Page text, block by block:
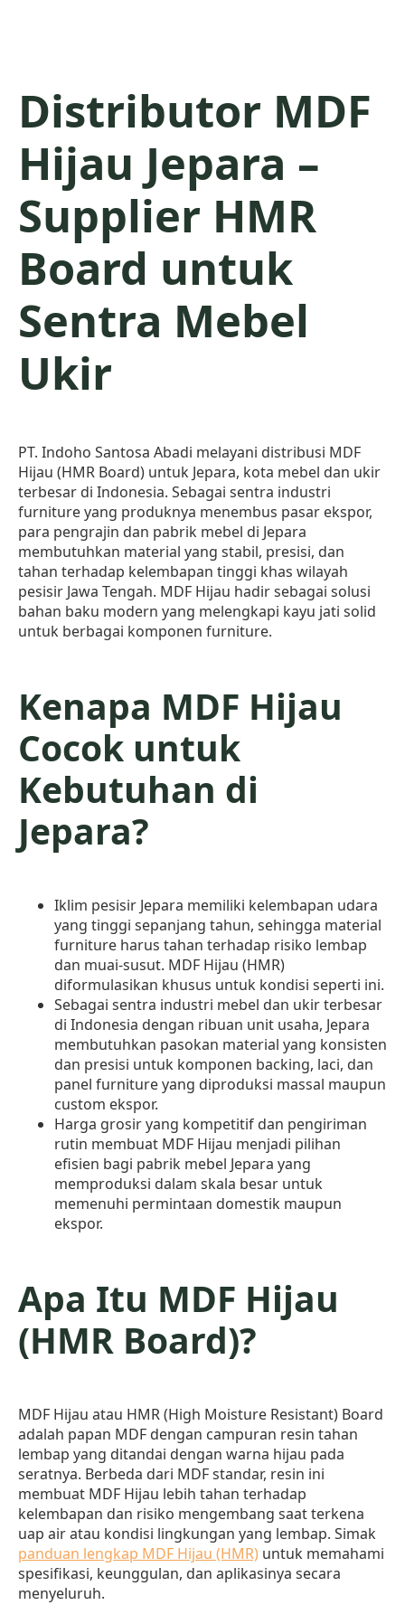
Distributor MDF
Hijau Jepara –
Supplier HMR
Board untuk
Sentra Mebel
Ukir
PT. Indoho Santosa Abadi melayani distribusi MDF
Hijau (HMR Board) untuk Jepara, kota mebel dan ukir
terbesar di Indonesia. Sebagai sentra industri
furniture yang produknya menembus pasar ekspor,
para pengrajin dan pabrik mebel di Jepara
membutuhkan material yang stabil, presisi, dan
tahan terhadap kelembapan tinggi khas wilayah
pesisir Jawa Tengah. MDF Hijau hadir sebagai solusi
bahan baku modern yang melengkapi kayu jati solid
untuk berbagai komponen furniture.
Kenapa MDF Hijau
Cocok untuk
Kebutuhan di
Jepara?
Iklim pesisir Jepara memiliki kelembapan udara
yang tinggi sepanjang tahun, sehingga material
furniture harus tahan terhadap risiko lembap
dan muai-susut. MDF Hijau (HMR)
diformulasikan khusus untuk kondisi seperti ini.
Sebagai sentra industri mebel dan ukir terbesar
di Indonesia dengan ribuan unit usaha, Jepara
membutuhkan pasokan material yang konsisten
dan presisi untuk komponen backing, laci, dan
panel furniture yang diproduksi massal maupun
custom ekspor.
Harga grosir yang kompetitif dan pengiriman
rutin membuat MDF Hijau menjadi pilihan
efisien bagi pabrik mebel Jepara yang
memproduksi dalam skala besar untuk
memenuhi permintaan domestik maupun
ekspor.
Apa Itu MDF Hijau
(HMR Board)?
MDF Hijau atau HMR (High Moisture Resistant) Board
adalah papan MDF dengan campuran resin tahan
lembap yang ditandai dengan warna hijau pada
seratnya. Berbeda dari MDF standar, resin ini
membuat MDF Hijau lebih tahan terhadap
kelembapan dan risiko mengembang saat terkena
uap air atau kondisi lingkungan yang lembap. Simak
panduan lengkap MDF Hijau (HMR) untuk memahami
spesifikasi, keunggulan, dan aplikasinya secara
menyeluruh.